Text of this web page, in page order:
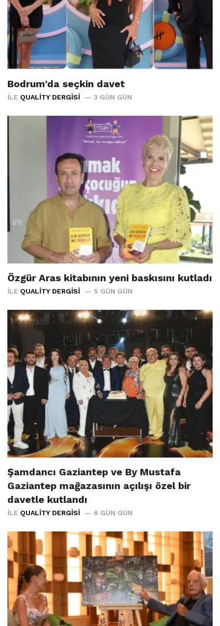
Bodrum'da seçkin davet
İLE QUALITY DERGISI 3 GÜN GÜN
Özgür Aras kitabının yeni baskısını kutladı
İLE QUALITY DERGISI 5 GÜN GÜN
Şamdancı Gaziantep ve By Mustafa
Gaziantep mağazasının açılışı özel bir
davetle kutlandı
İLE QUALITY DERGISI 6 GÜN GÜN